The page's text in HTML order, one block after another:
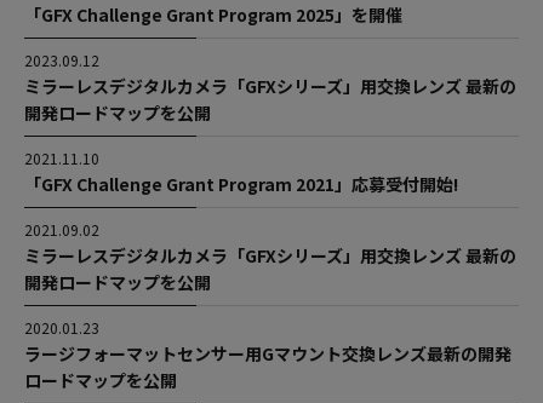
「GFX Challenge Grant Program 2025」を開催
2023.09.12
ミラーレスデジタルカメラ「GFXシリーズ」用交換レンズ 最新の
開発ロードマップを公開
2021.11.10
「GFX Challenge Grant Program 2021」応募受付開始!
2021.09.02
ミラーレスデジタルカメラ「GFXシリーズ」用交換レンズ 最新の
開発ロードマップを公開
2020.01.23
ラージフォーマットセンサー用Gマウント交換レンズ最新の開発
ロードマップを公開